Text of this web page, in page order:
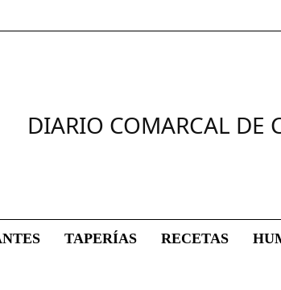
DIARIO COMARCAL DE
TAPERÍAS RECETAS